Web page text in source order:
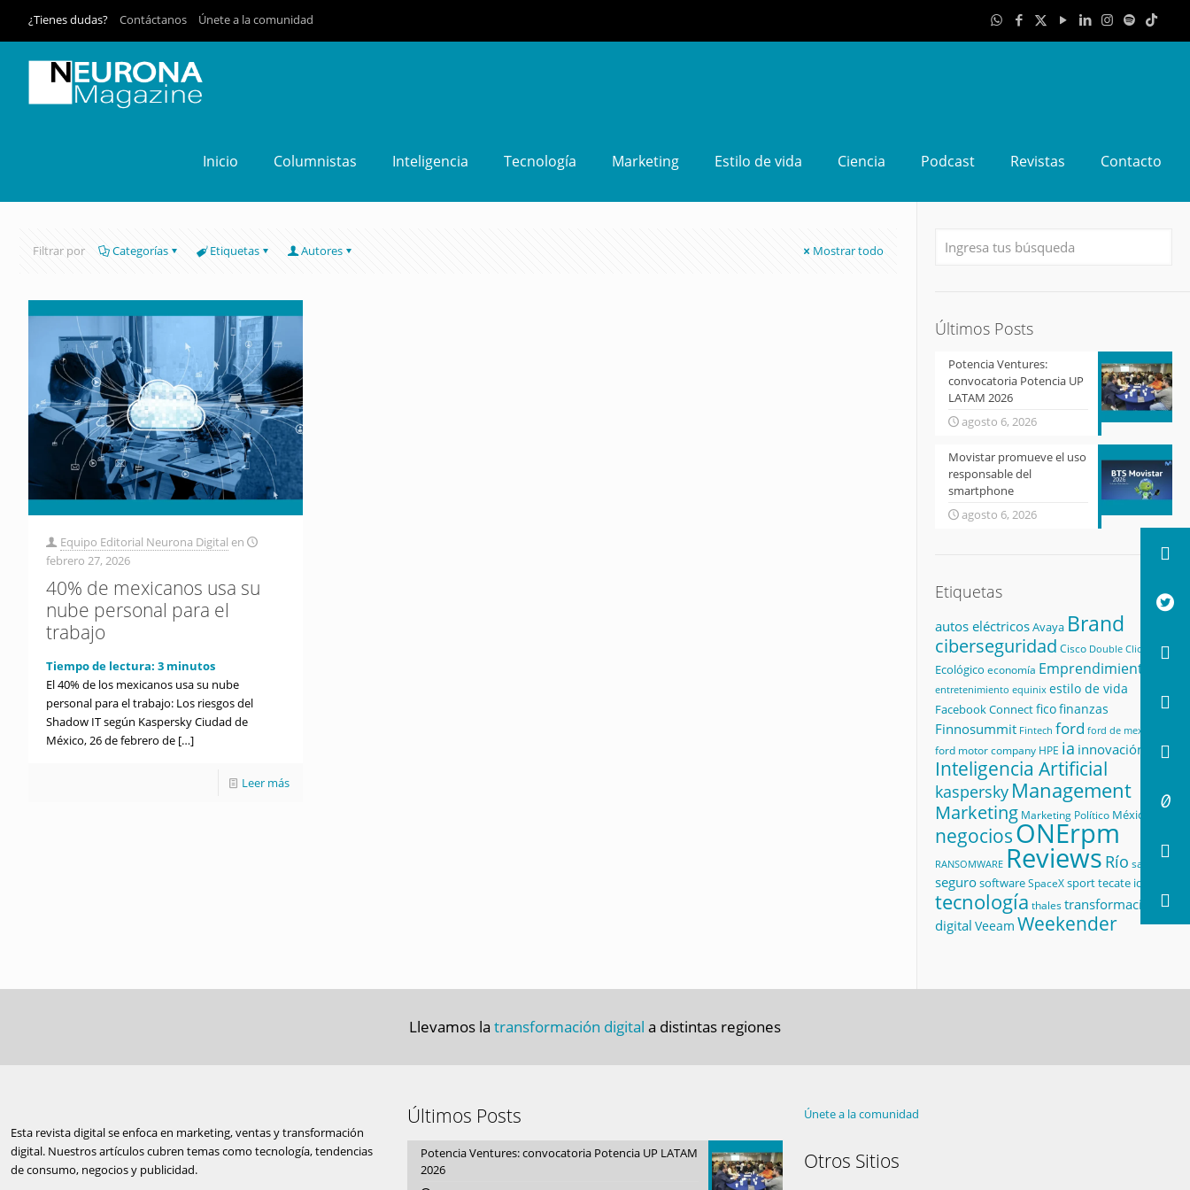
¿Tienes dudas? Contáctanos Únete a la comunidad
Inicio Columnistas Inteligencia Tecnología Marketing Estilo de vida Ciencia Podcast Revistas Contacto
Filtrar por Categorías Etiquetas Autores Mostrar todo
Equipo Editorial Neurona Digital en
febrero 27, 2026
40% de mexicanos usa su
nube personal para el
trabajo
Tiempo de lectura: 3 minutos
El 40% de los mexicanos usa su nube
personal para el trabajo: Los riesgos del
Shadow IT según Kaspersky Ciudad de
México, 26 de febrero de[…]
Leer más
Últimos Posts
Potencia Ventures:
convocatoria Potencia UP
LATAM 2026
agosto 6, 2026
Movistar promueve el uso
responsable del
smartphone
agosto 6, 2026
Etiquetas
autos eléctricosAvaya Brand
ciberseguridad Cisco Double Click
Ecológico economía Emprendimiento
entretenimiento equinix estilo de vida
Facebook Connectficofinanzas
Finnosummit Fintech ford ford de mexico
ford motor company HPE ia innovación
Inteligencia Artificial
kaspersky Management
Marketing Marketing Político México
negociosONErpm
RANSOMWARE Reviews Río salud
segurosoftwareSpaceXsporttecate id
tecnología thalestransformación
digital Veeam Weekender
Llevamos la transformación digital a distintas regiones
Esta revista digital se enfoca en marketing, ventas y transformación
digital. Nuestros artículos cubren temas como tecnología, tendencias
de consumo, negocios y publicidad.
Últimos Posts
Potencia Ventures: convocatoria Potencia UP LATAM
2026
Únete a la comunidad
Otros Sitios